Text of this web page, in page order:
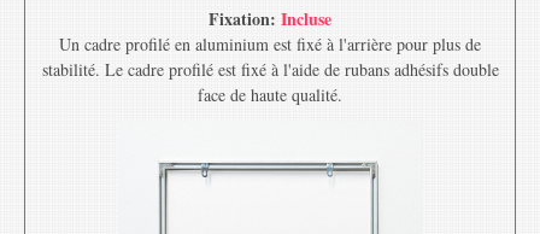
Fixation: Incluse
Un cadre profilé en aluminium est fixé à l'arrière pour plus de
stabilité. Le cadre profilé est fixé à l'aide de rubans adhésifs double
face de haute qualité.